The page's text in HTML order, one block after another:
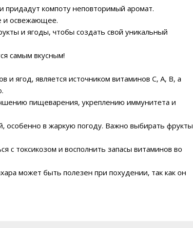
придадут компоту неповторимый аромат.
и освежающее.
и ягоды, чтобы создать свой уникальный
самым вкусным!
ягод, является источником витаминов C, A, B, а
пищеварения, укреплению иммунитета и
особенно в жаркую погоду. Важно выбирать фрукты
с токсикозом и восполнить запасы витаминов во
может быть полезен при похудении, так как он